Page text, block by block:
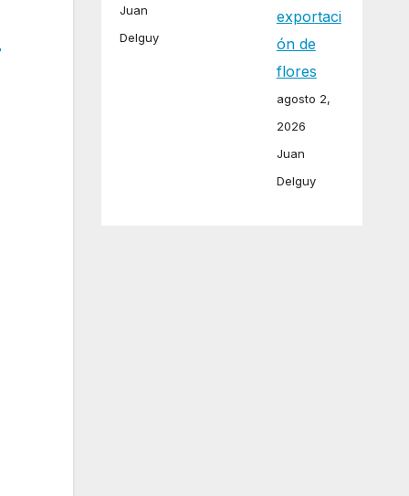
Juan
Delguy
exportaci
ón de
flores
agosto 2,
2026
Juan
Delguy